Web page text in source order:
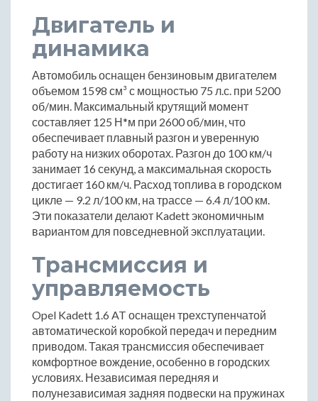
Двигатель и
динамика
Автомобиль оснащен бензиновым двигателем
объемом 1598 см³ с мощностью 75 л.с. при 5200
об/мин. Максимальный крутящий момент
составляет 125 Н*м при 2600 об/мин, что
обеспечивает плавный разгон и уверенную
работу на низких оборотах. Разгон до 100 км/ч
занимает 16 секунд, а максимальная скорость
достигает 160 км/ч. Расход топлива в городском
цикле — 9.2 л/100 км, на трассе — 6.4 л/100 км.
Эти показатели делают Kadett экономичным
вариантом для повседневной эксплуатации.
Трансмиссия и
управляемость
Opel Kadett 1.6 AT оснащен трехступенчатой
автоматической коробкой передач и передним
приводом. Такая трансмиссия обеспечивает
комфортное вождение, особенно в городских
условиях. Независимая передняя и
полунезависимая задняя подвески на пружинах